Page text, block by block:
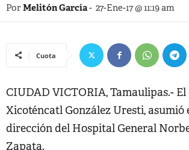
PorMelitón García- 27-Ene-17 @ 11:19 am
Cuota
CIUDAD VICTORIA, Tamaulipas.-
Xicoténcatl González Uresti, asumió
dirección del Hospital General
Zapata.